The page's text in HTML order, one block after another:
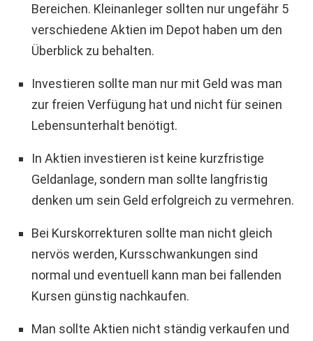
Bereichen. Kleinanleger sollten nur ungefähr 5
verschiedene Aktien im Depot haben um den
Überblick zu behalten.
Investieren sollte man nur mit Geld was man
zur freien Verfügung hat und nicht für seinen
Lebensunterhalt benötigt.
In Aktien investieren ist keine kurzfristige
Geldanlage, sondern man sollte langfristig
denken um sein Geld erfolgreich zu vermehren.
Bei Kurskorrekturen sollte man nicht gleich
nervös werden, Kursschwankungen sind
normal und eventuell kann man bei fallenden
Kursen günstig nachkaufen.
Man sollte Aktien nicht ständig verkaufen und